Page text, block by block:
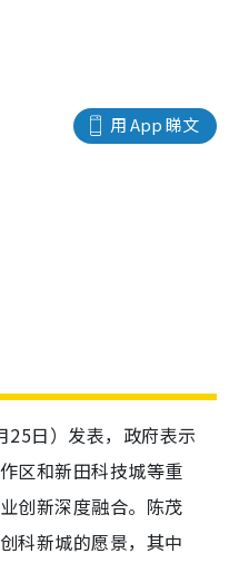
用 App 睇文
25日）发表，政府表示
区和新田科技城等重
创新深度融合。陈茂
科新城的愿景，其中